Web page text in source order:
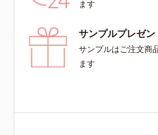
ます
サンプルプレゼン
サンプルはご注文商
ます